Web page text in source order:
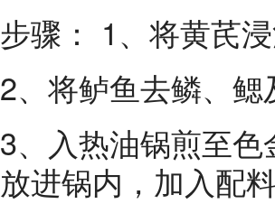
步骤： 1、将黄芪
2、将鲈鱼去鳞、
3、入热油锅煎至
放进锅内，加入配